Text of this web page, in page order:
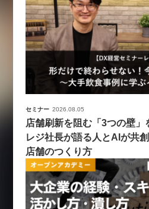
セミナー 2026.08.05
店舗刷新を阻む「3つの壁
レジ社長が語る人とAIが共
店舗のつくり方